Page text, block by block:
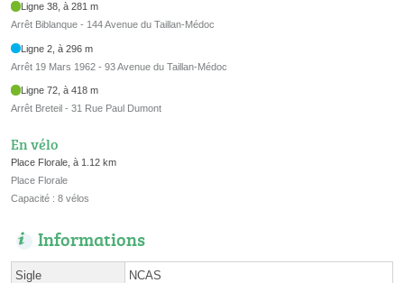
Ligne 38, à 281 m
Arrêt Biblanque - 144 Avenue du Taillan-Médoc
Ligne 2, à 296 m
Arrêt 19 Mars 1962 - 93 Avenue du Taillan-Médoc
Ligne 72, à 418 m
Arrêt Breteil - 31 Rue Paul Dumont
En vélo
Place Florale, à 1.12 km
Place Florale
Capacité : 8 vélos
Informations
Sigle NCAS